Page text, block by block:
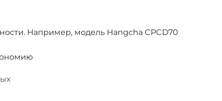
Например, модель Hangcha CPCD70